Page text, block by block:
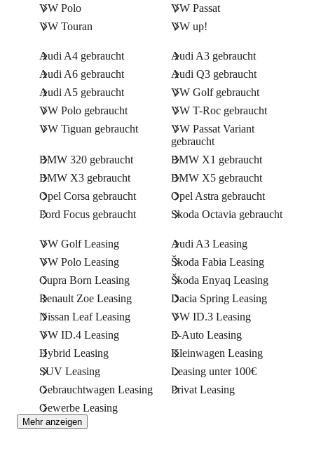
VW Polo
VW Passat
VW Touran
VW up!
Audi A4 gebraucht
Audi A3 gebraucht
Audi A6 gebraucht
Audi Q3 gebraucht
Audi A5 gebraucht
VW Golf gebraucht
VW Polo gebraucht
VW T-Roc gebraucht
VW Tiguan gebraucht
VW Passat Variant
gebraucht
BMW 320 gebraucht
BMW X1 gebraucht
BMW X3 gebraucht
BMW X5 gebraucht
Opel Corsa gebraucht
Opel Astra gebraucht
Ford Focus gebraucht
Skoda Octavia gebraucht
VW Golf Leasing
Audi A3 Leasing
VW Polo Leasing
Škoda Fabia Leasing
Cupra Born Leasing
Škoda Enyaq Leasing
Renault Zoe Leasing
Dacia Spring Leasing
Nissan Leaf Leasing
VW ID.3 Leasing
VW ID.4 Leasing
E-Auto Leasing
Hybrid Leasing
Kleinwagen Leasing
SUV Leasing
Leasing unter 100€
Gebrauchtwagen Leasing
Privat Leasing
Gewerbe Leasing
Mehr anzeigen